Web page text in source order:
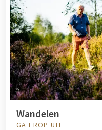
Wandelen
GA EROP UIT